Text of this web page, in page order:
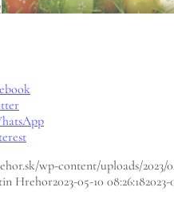
wp-content/uploads/2023/02/
Hrehor2023-05-10 08:26:182023-